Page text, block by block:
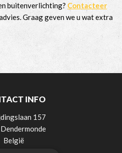
buitenverlichting? Contacteer
Graag geven we u wat extra
INFO
157
België